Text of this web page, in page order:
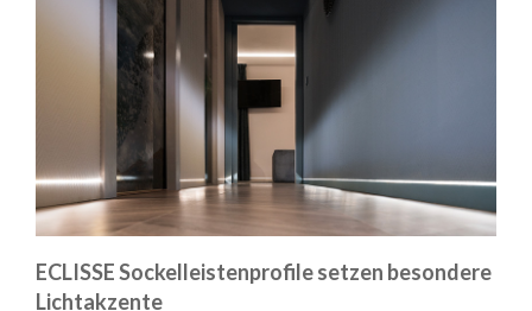
ECLISSE Sockelleistenprofile setzen besondere
Lichtakzente